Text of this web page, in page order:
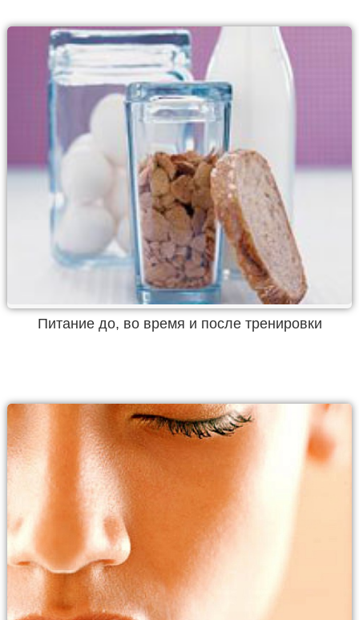
Питание до, во время и после тренировки